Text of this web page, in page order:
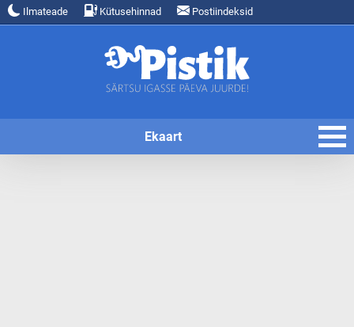
Ilmateade Kütusehinnad Postiindeksid
Ekaart